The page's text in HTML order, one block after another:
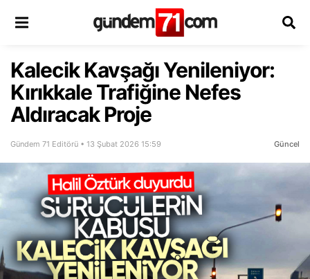
Kalecik Kavşağı Yenileniyor:
Kırıkkale Trafiğine Nefes
Aldıracak Proje
Gündem 71 Editörü • 13 Şubat 2026 15:59 Güncel